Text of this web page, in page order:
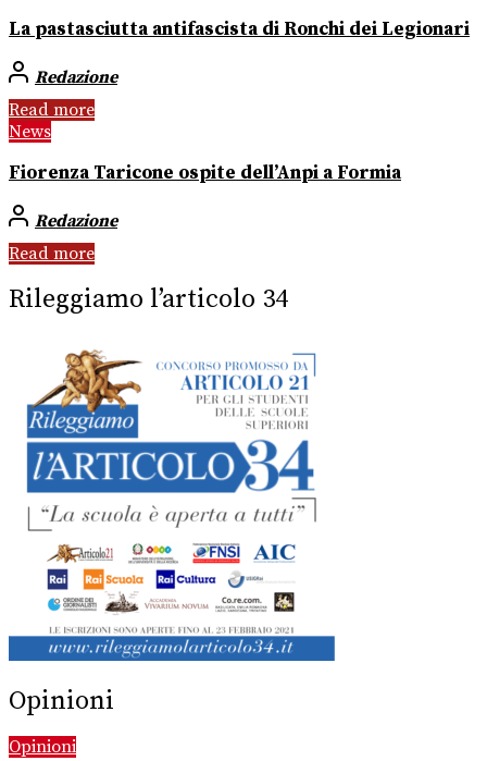
La pastasciutta antifascista di Ronchi dei Legionari
Redazione
Read more
News
Fiorenza Taricone ospite dell’Anpi a Formia
Redazione
Read more
Rileggiamo l’articolo 34
Opinioni
Opinioni